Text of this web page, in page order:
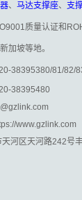
、 马达支撑座、 支
质量认证和
加坡等地。
38395380/81/82/
38395480
www.gzlink.com
天河区天河路242号